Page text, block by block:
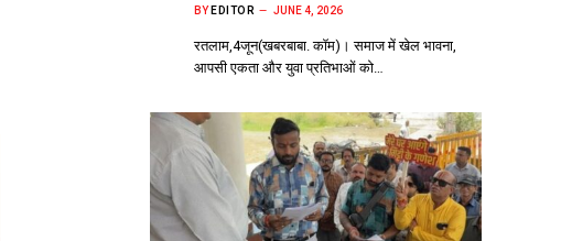
BY EDITOR JUNE 4, 2026
रतलाम,4जून(खबरबाबा. कॉम)। समाज में खेल भावना,
आपसी एकता और युवा प्रतिभाओं को…